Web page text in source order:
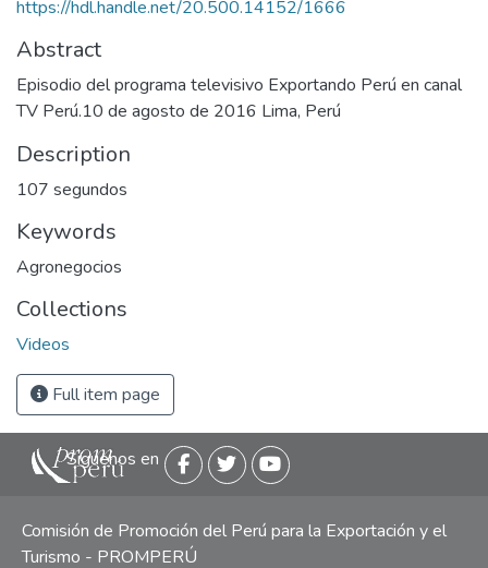
https://hdl.handle.net/20.500.14152/1666
Abstract
Episodio del programa televisivo Exportando Perú en canal
TV Perú.10 de agosto de 2016 Lima, Perú
Description
107 segundos
Keywords
Agronegocios
Collections
Videos
Full item page
Siguenos en
Comisión de Promoción del Perú para la Exportación y el
Turismo - PROMPERÚ